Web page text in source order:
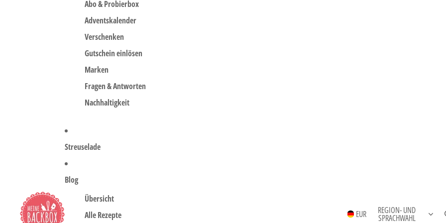
Abo & Probierbox
Adventskalender
Verschenken
Gutschein einlösen
Marken
Fragen & Antworten
Nachhaltigkeit
Streuselade
Blog
Übersicht
Alle Rezepte
EUR REGION- UND
SPRACHWAHL